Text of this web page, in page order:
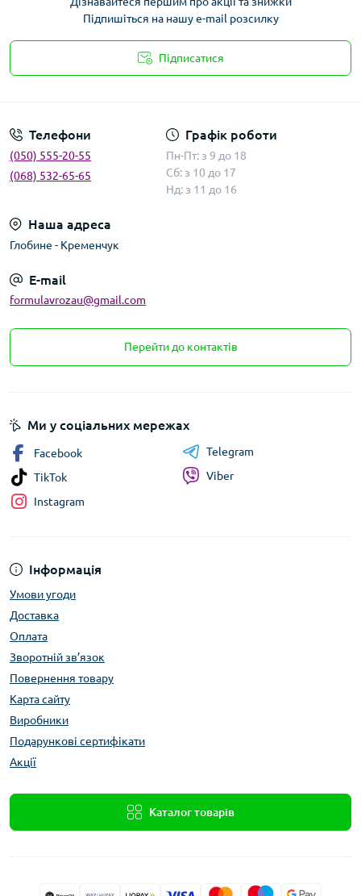
Підпишіться на нашу e-mail розсилку
Підписатися
Телефони
(050) 555-20-55
(068) 532-65-65
Графік роботи
Пн-Пт: з 9 до 18
Сб: з 10 до 17
Нд: з 11 до 16
Наша адреса
Глобине - Кременчук
E-mail
formulavrozau@gmail.com
Перейти до контактів
Інформація
Умови угоди
Доставка
Оплата
Зворотній зв’язок
Повернення товару
Карта сайту
Виробники
Подарункові сертифікати
Акції
Каталог товарів
Ми у соціальних мережах
Facebook
TikTok
Instagram
Telegram
Viber